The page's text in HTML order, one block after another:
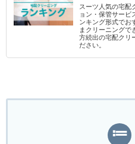
スーツ人気の宅配
ョン・保管サービ
ンキング形式でお
まクリーニングで
方続出の宅配クリ
ださい。